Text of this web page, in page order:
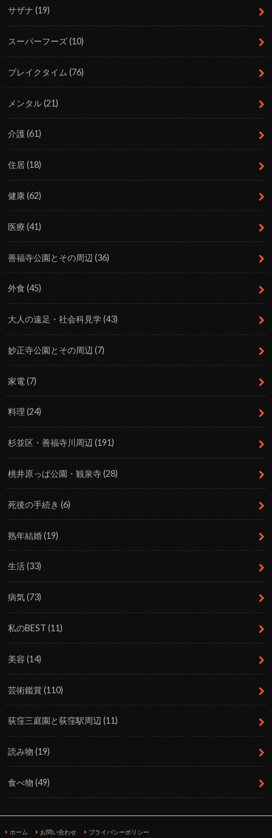
サザナ(19)
スーパーフーズ(10)
ブレイクタイム(76)
メンタル(21)
介護(61)
住居(18)
健康(62)
医療(41)
善福寺公園とその周辺(36)
外食(45)
大人の遠足・社会科見学(43)
妙正寺公園とその周辺(7)
家電(7)
料理(24)
杉並区・善福寺川周辺(191)
桃井原っぱ公園・観泉寺(28)
死後の手続き(6)
熟年結婚(19)
生活(33)
病気(73)
私のBEST(11)
美容(14)
芸術鑑賞(110)
荻窪三庭園と荻窪駅周辺(11)
読み物(19)
食べ物(49)
ホーム お問い合わせ プライバシーポリシー